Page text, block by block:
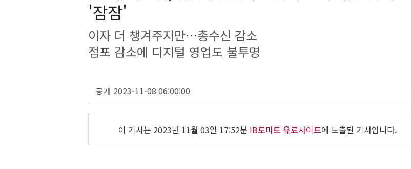
'잠잠'
이자 더 챙겨주지만…총수신 감소
점포 감소에 디지털 영업도 불투명
공개 2023-11-08 06:00:00
이 기사는 2023년 11월 03일 17:52분 IB토마토 유료사이트에 노출된 기사입니다.